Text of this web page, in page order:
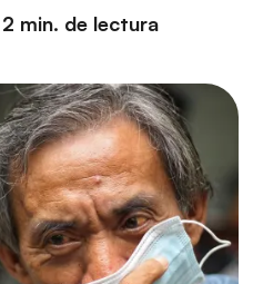
2 min. de lectura